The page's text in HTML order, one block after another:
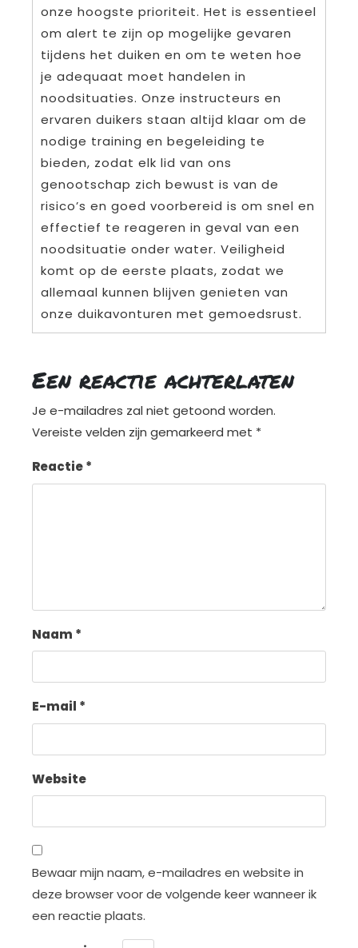
onze hoogste prioriteit. Het is essentieel
om alert te zijn op mogelijke gevaren
tijdens het duiken en om te weten hoe
je adequaat moet handelen in
noodsituaties. Onze instructeurs en
ervaren duikers staan altijd klaar om de
nodige training en begeleiding te
bieden, zodat elk lid van ons
genootschap zich bewust is van de
risico’s en goed voorbereid is om snel en
effectief te reageren in geval van een
noodsituatie onder water. Veiligheid
komt op de eerste plaats, zodat we
allemaal kunnen blijven genieten van
onze duikavonturen met gemoedsrust.
Een reactie achterlaten
Je e-mailadres zal niet getoond worden.
Vereiste velden zijn gemarkeerd met *
Reactie*
Naam *
E-mail *
Website
Bewaar mijn naam, e-mailadres en website in
deze browser voor de volgende keer wanneer ik
een reactie plaats.